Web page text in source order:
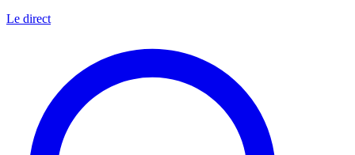
Le direct